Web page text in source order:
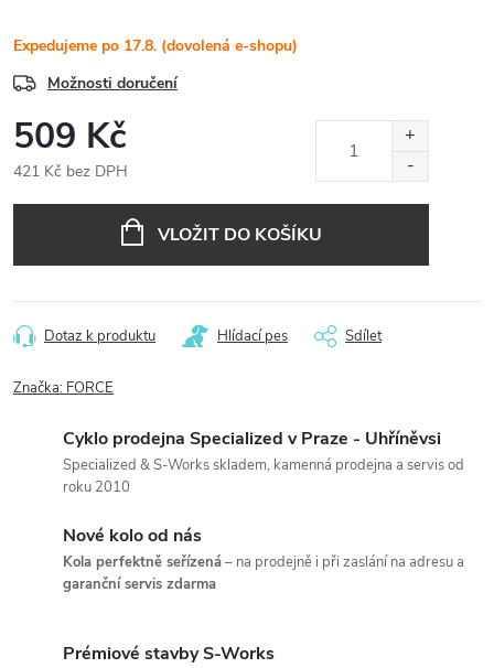
Expedujeme po 17.8. (dovolená e-shopu)
Možnosti doručení
509 Kč
421 Kč bez DPH
VLOŽIT DO KOŠÍKU
Dotaz k produktu Hlídací pes Sdílet
Značka: FORCE
Cyklo prodejna Specialized v Praze - Uhříněvsi
Specialized & S-Works skladem, kamenná prodejna a servis od
roku 2010
Nové kolo od nás
Kola perfektně seřízená– na prodejně i při zaslání na adresu a
garanční servis zdarma
Prémiové stavby S-Works